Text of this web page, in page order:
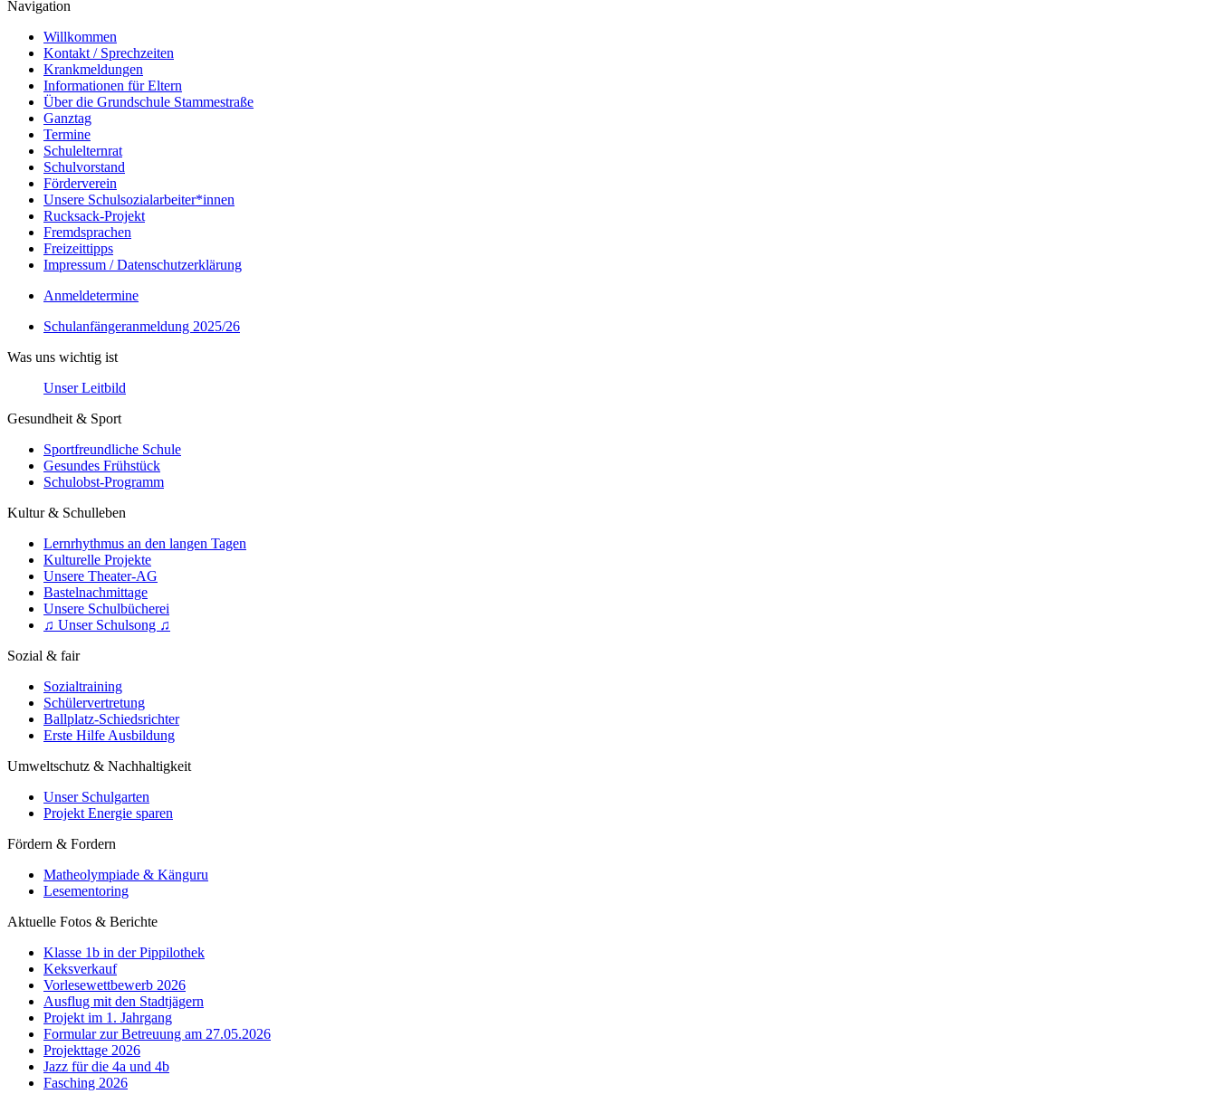
Navigation
Willkommen
Kontakt / Sprechzeiten
Krankmeldungen
Informationen für Eltern
Über die Grundschule Stammestraße
Ganztag
Termine
Schulelternrat
Schulvorstand
Förderverein
Unsere Schulsozialarbeiter*innen
Rucksack-Projekt
Fremdsprachen
Freizeittipps
Impressum / Datenschutzerklärung
Anmeldetermine
Schulanfängeranmeldung 2025/26
Was uns wichtig ist
Unser Leitbild
Gesundheit & Sport
Sportfreundliche Schule
Gesundes Frühstück
Schulobst-Programm
Kultur & Schulleben
Lernrhythmus an den langen Tagen
Kulturelle Projekte
Unsere Theater-AG
Bastelnachmittage
Unsere Schulbücherei
♫ Unser Schulsong ♫
Sozial & fair
Sozialtraining
Schülervertretung
Ballplatz-Schiedsrichter
Erste Hilfe Ausbildung
Umweltschutz & Nachhaltigkeit
Unser Schulgarten
Projekt Energie sparen
Fördern & Fordern
Matheolympiade & Känguru
Lesementoring
Aktuelle Fotos & Berichte
Klasse 1b in der Pippilothek
Keksverkauf
Vorlesewettbewerb 2026
Ausflug mit den Stadtjägern
Projekt im 1. Jahrgang
Formular zur Betreuung am 27.05.2026
Projekttage 2026
Jazz für die 4a und 4b
Fasching 2026